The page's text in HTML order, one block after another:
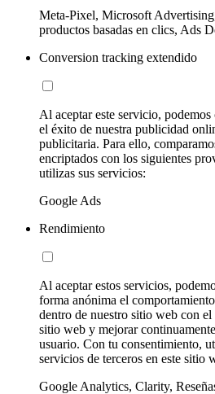
Meta-Pixel, Microsoft
productos basadas en clics, Ads
Conversion tracking extendido
Al aceptar este servicio,
el éxito de nuestra publicidad
publicitaria. Para ello,
encriptados con los siguientes
utilizas sus servicios:
Google Ads
Rendimiento
Al aceptar estos servicios,
forma anónima el
dentro de nuestro sitio web con
sitio web y mejorar
usuario. Con tu consentimiento,
servicios de terceros en este sitio
Google Analytics, Clarity,